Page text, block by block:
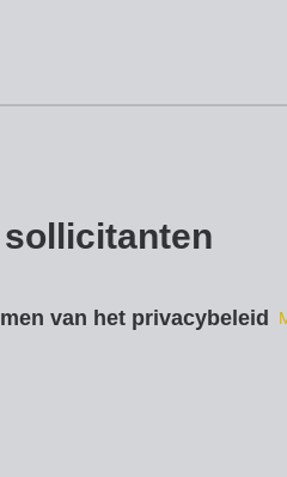
sollicitanten
van het privacybeleid